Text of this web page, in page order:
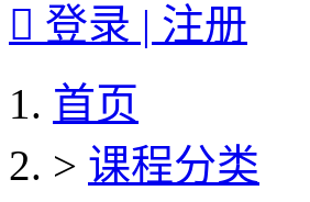
 登录 | 注册
首页
> 课程分类